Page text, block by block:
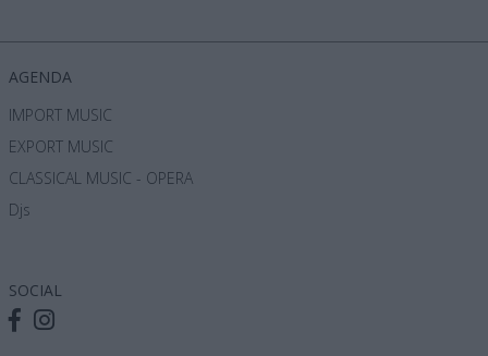
AGENDA
IMPORT MUSIC
EXPORT MUSIC
CLASSICAL MUSIC - OPERA
Djs
SOCIAL